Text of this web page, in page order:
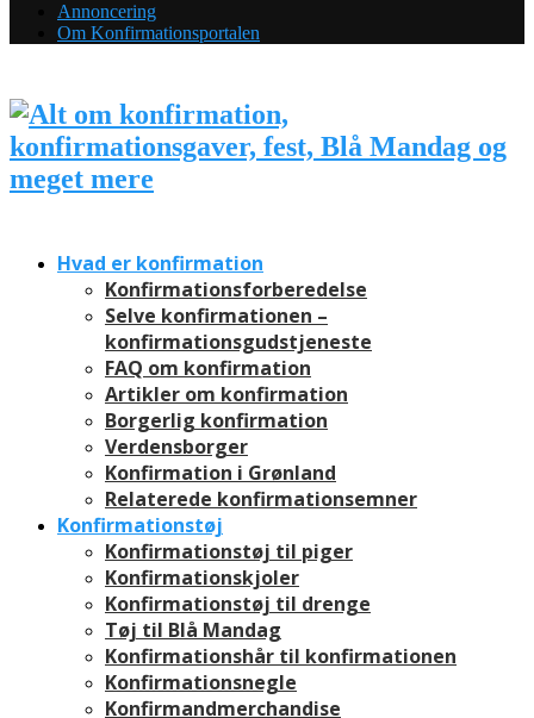
Annoncering
Om Konfirmationsportalen
Hvad er konfirmation
Konfirmationsforberedelse
Selve konfirmationen –
konfirmationsgudstjeneste
FAQ om konfirmation
Artikler om konfirmation
Borgerlig konfirmation
Verdensborger
Konfirmation i Grønland
Relaterede konfirmationsemner
Konfirmationstøj
Konfirmationstøj til piger
Konfirmationskjoler
Konfirmationstøj til drenge
Tøj til Blå Mandag
Konfirmationshår til konfirmationen
Konfirmationsnegle
Konfirmandmerchandise